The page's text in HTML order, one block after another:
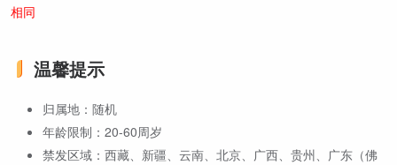
相同
温馨提示
归属地：随机
年龄限制：20-60周岁
禁发区域：西藏、新疆、云南、北京、广西、贵州、广东（佛